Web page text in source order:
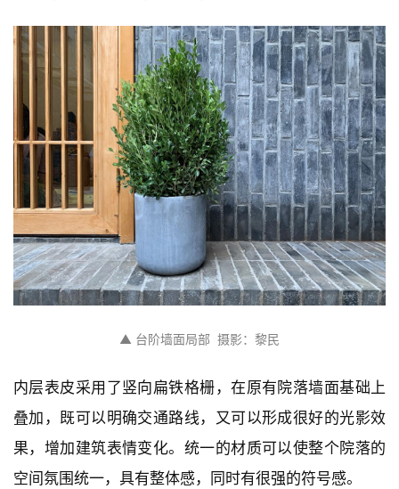
计
城
市
与
景
观
建
筑
专
速
工
作
登录 注册
▲ 台阶墙面局部  摄影：黎民
内层表皮采用了竖向扁铁格栅，在原有院落墙面基础上
叠加，既可以明确交通路线，又可以形成很好的光影效
果，增加建筑表情变化。统一的材质可以使整个院落的
空间氛围统一，具有整体感，同时有很强的符号感。